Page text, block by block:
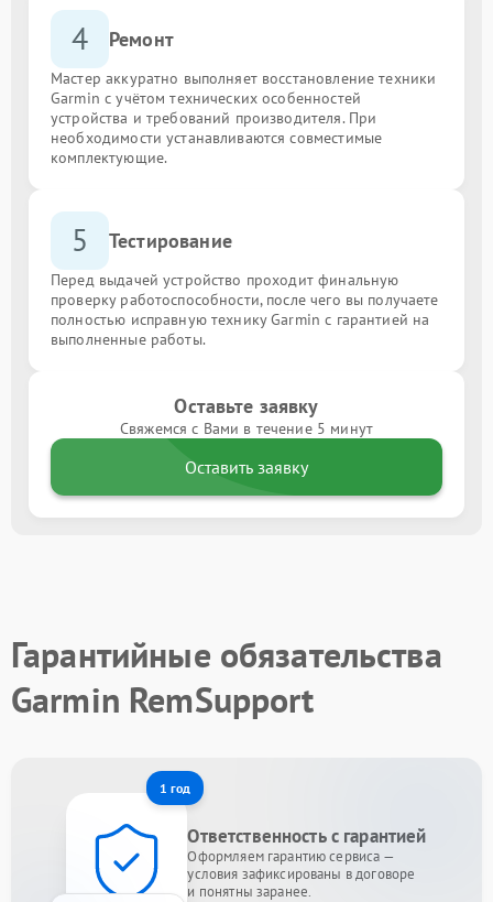
4 Ремонт
Мастер аккуратно выполняет восстановление техники
Garmin с учётом технических особенностей
устройства и требований производителя. При
необходимости устанавливаются совместимые
комплектующие.
5 Тестирование
Перед выдачей устройство проходит финальную
проверку работоспособности, после чего вы получаете
полностью исправную технику Garmin с гарантией на
выполненные работы.
Оставьте заявку
Свяжемся с Вами в течение 5 минут
Оставить заявку
Гарантийные обязательства
Garmin RemSupport
1 год
Ответственность с гарантией
Оформляем гарантию сервиса —
условия зафиксированы в договоре
и понятны заранее.